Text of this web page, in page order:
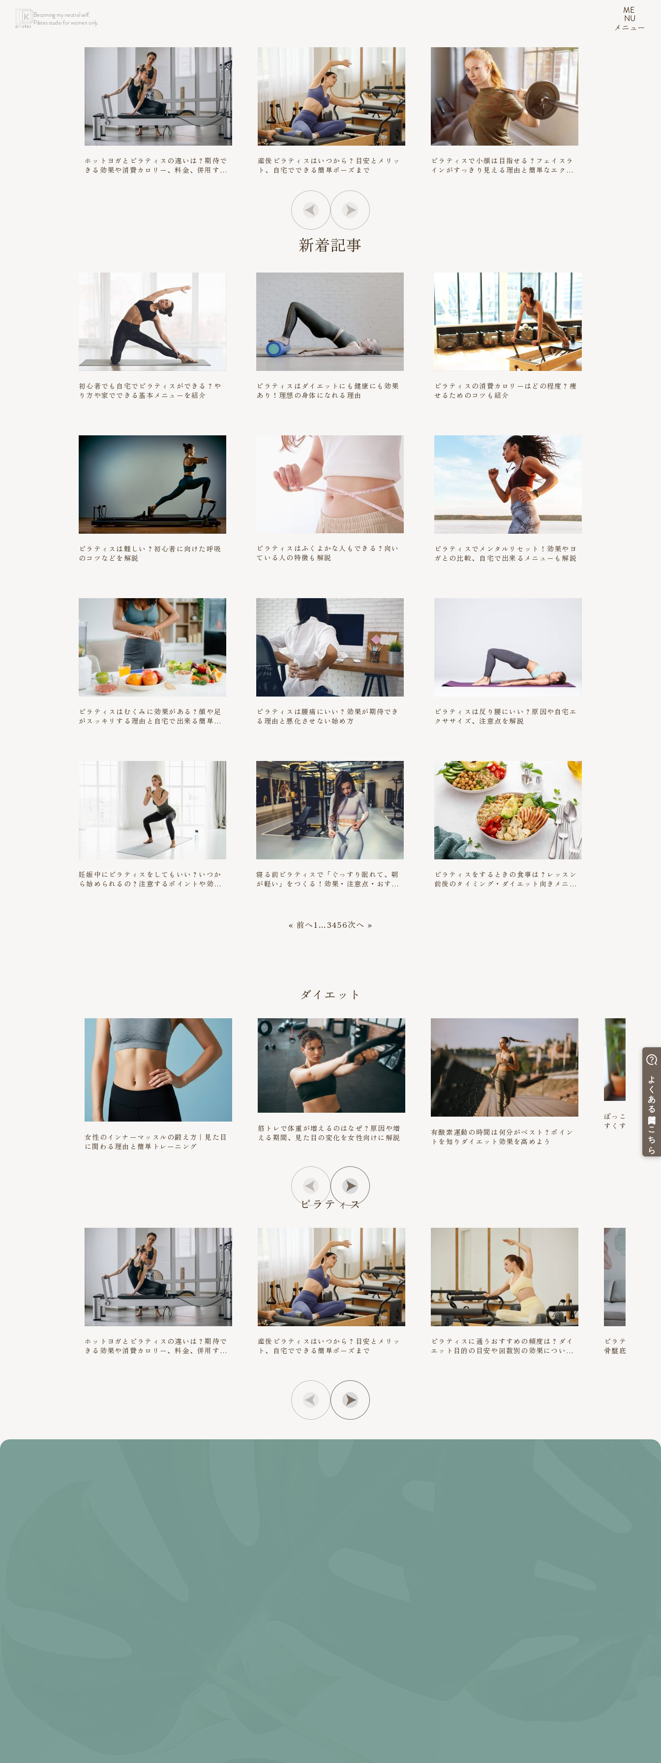
Becoming my neutral self.
Pilates studio for women only.
ME
NU
メニュー
ホットヨガとピラティスの違いは？期待で
きる効果や消費カロリー、料金、併用する
産後ピラティスはいつから？目安とメリッ
ト、自宅でできる簡単ポーズまで
ピラティスで小顔は目指せる？フェイスラ
インがすっきり見える理由と簡単なエクサ
新着記事
初心者でも自宅でピラティスができる？や
り方や家でできる基本メニューを紹介
ピラティスはダイエットにも健康にも効果
あり！理想の身体になれる理由
ピラティスの消費カロリーはどの程度？痩
せるためのコツも紹介
ピラティスは難しい？初心者に向けた呼吸
のコツなどを解説
ピラティスはふくよかな人もできる？向い
ている人の特徴も解説
ピラティスでメンタルリセット！効果やヨ
ガとの比較、自宅で出来るメニューも解説
ピラティスはむくみに効果がある？顔や足
がスッキリする理由と自宅で出来る簡単エ
ピラティスは腰痛にいい？効果が期待でき
る理由と悪化させない始め方
ピラティスは反り腰にいい？原因や自宅エ
クササイズ、注意点を解説
妊娠中にピラティスをしてもいい？いつか
ら始められるの？注意するポイントや効果
寝る前ピラティスで「ぐっすり眠れて、朝
が軽い」をつくる！効果・注意点・おすす
ピラティスをするときの食事は？レッスン
前後のタイミング・ダイエット向きメニュ
« 前へ1 …3456次へ »
ダイエット
女性のインナーマッスルの鍛え方｜見た目
に関わる理由と簡単トレーニング
筋トレで体重が増えるのはなぜ？原因や増
える期間、見た目の変化を女性向けに解説
有酸素運動の時間は何分がベスト？ポイン
トを知りダイエット効果を高めよう
ぽっこりお腹に
すくする方法を
ピラティス
ホットヨガとピラティスの違いは？期待で
きる効果や消費カロリー、料金、併用する
産後ピラティスはいつから？目安とメリッ
ト、自宅でできる簡単ポーズまで
ピラティスに通うおすすめの頻度は？ダイ
エット目的の目安や回数別の効果について
ピラティスで尿
骨盤底筋の整え